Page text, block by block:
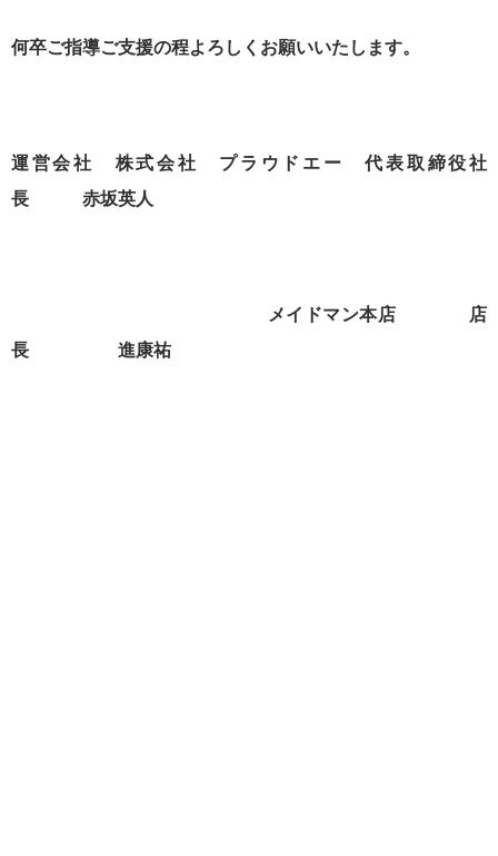
何卒ご指導ご支援の程よろしくお願いいたします。
運営会社 株式会社 プラウドエー 代表取締役社
長 赤坂英人
メイドマン本店 店
長 進康祐